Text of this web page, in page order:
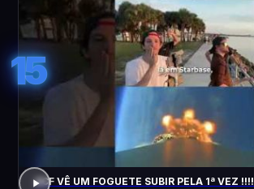
15
ACF VÊ UM FOGUETE SUBIR PELA 1ª VEZ !!!!